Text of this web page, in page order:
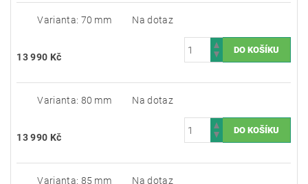
Varianta: 70 mm Na dotaz
13 990 Kč
Varianta: 80 mm Na dotaz
13 990 Kč
Varianta: 85 mm Na dotaz